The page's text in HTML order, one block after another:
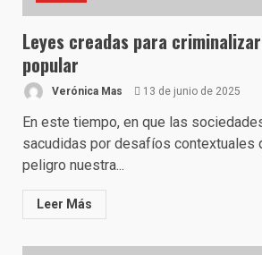
Leyes creadas para
popular
Verónica Mas 13 de junio de 2025
En este tiempo, en que las
sacudidas por desafíos contextuales
peligro nuestra...
Leer Más